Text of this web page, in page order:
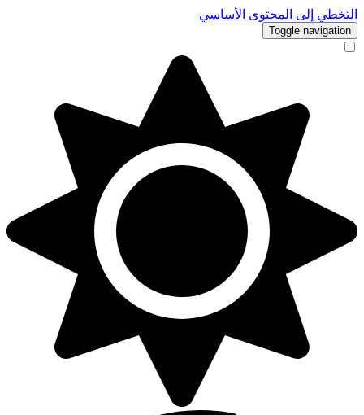
التخطي إلى المحتوى الأساسي
Toggle navigation